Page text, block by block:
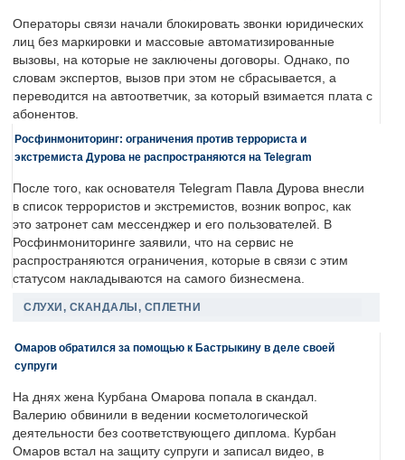
Операторы связи начали блокировать звонки юридических
лиц без маркировки и массовые автоматизированные
вызовы, на которые не заключены договоры. Однако, по
словам экспертов, вызов при этом не сбрасывается, а
переводится на автоответчик, за который взимается плата с
абонентов.
Росфинмониторинг: ограничения против террориста и
экстремиста Дурова не распространяются на Telegram
После того, как основателя Telegram Павла Дурова внесли
в список террористов и экстремистов, возник вопрос, как
это затронет сам мессенджер и его пользователей. В
Росфинмониторинге заявили, что на сервис не
распространяются ограничения, которые в связи с этим
статусом накладываются на самого бизнесмена.
СЛУХИ, СКАНДАЛЫ, СПЛЕТНИ
Омаров обратился за помощью к Бастрыкину в деле своей
супруги
На днях жена Курбана Омарова попала в скандал.
Валерию обвинили в ведении косметологической
деятельности без соответствующего диплома. Курбан
Омаров встал на защиту супруги и записал видео, в